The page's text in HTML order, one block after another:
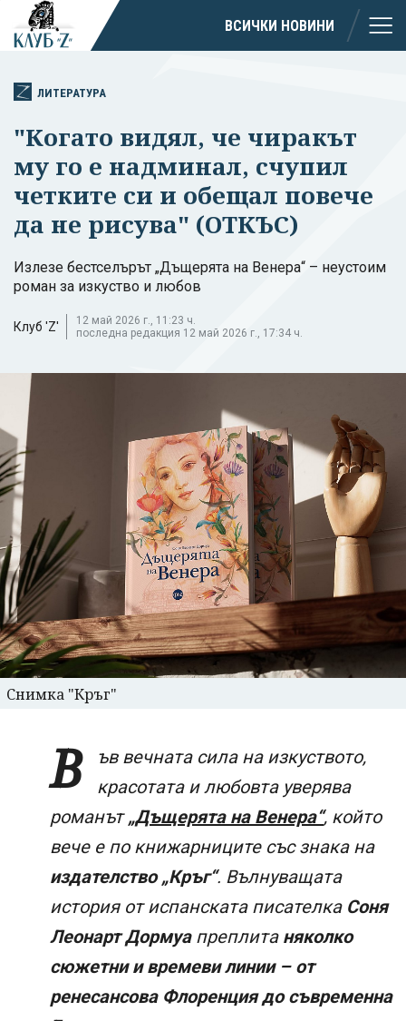
ВСИЧКИ НОВИНИ
ЛИТЕРАТУРА
"Когато видял, че чиракът
му го е надминал, счупил
четките си и обещал повече
да не рисува" (ОТКЪС)
Излезе бестселърът „Дъщерята на Венера“ – неустоим
роман за изкуство и любов
Клуб 'Z'
12 май 2026 г., 11:23 ч.
последна редакция 12 май 2026 г., 17:34 ч.
Снимка "Кръг"
В
ъв вечната сила на изкуството,
красотата и любовта уверява
романът„Дъщерята на Венера“, който
вече е по книжарниците със знака на
издателство „Кръг“. Вълнуващата
история от испанската писателка Соня
Леонарт Дормуапреплита няколко
сюжетни и времеви линии – от
ренесансова Флоренция до съвременна